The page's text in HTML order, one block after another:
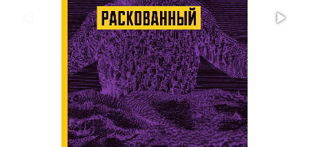
непознанное
Философия
Военная
история
Конспирология